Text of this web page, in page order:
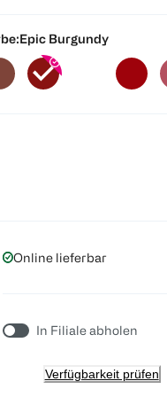
Epic Burgundy
Online lieferbar
In Filiale abholen
Verfügbarkeit prüfen